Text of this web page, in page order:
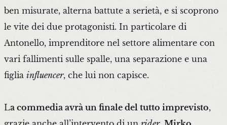
ben misurate, alterna battute a serietà, e si scoprono
le vite dei due protagonisti. In particolare di
Antonello, imprenditore nel settore alimentare con
vari fallimenti sulle spalle, una separazione e una
figlia influencer, che lui non capisce.
La commedia avrà un finale del tutto imprevisto,